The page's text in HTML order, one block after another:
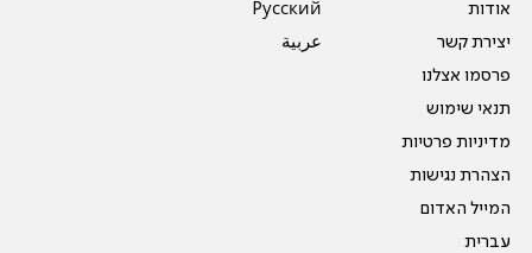
אודות
יצירת קשר
פרסמו אצלנו
תנאי שימוש
מדיניות פרטיות
הצהרת נגישות
המייל האדום
עברית
Pусский
عربية